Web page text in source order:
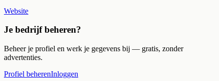
Website
Je bedrijf beheren?
Beheer je profiel en werk je gegevens bij — gratis, zonder
advertenties.
Profiel beherenInloggen